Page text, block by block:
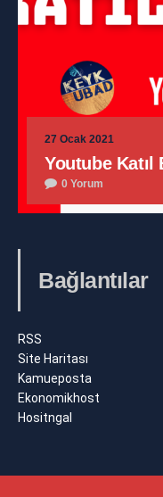
27 Ocak 2021
Youtube
0 Yorum
Bağlantılar
RSS
Site Haritası
Kamueposta
Ekonomikhost
Hositngal